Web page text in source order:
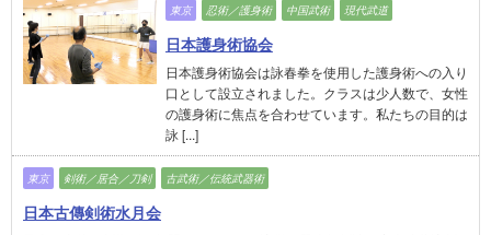
東京 忍術／護身術 中国武術 現代武道
日本護身術協会
日本護身術協会は詠春拳を使用した護身術への入り
口として設立されました。クラスは少人数で、女性
の護身術に焦点を合わせています。私たちの目的は
詠 [...]
東京 剣術／居合／刀剣 古武術／伝統武器術
日本古傳剣術水月会